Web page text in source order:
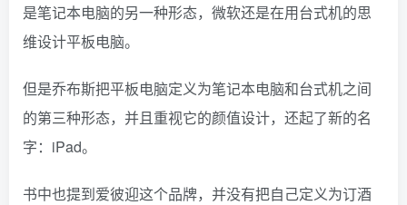
是笔记本电脑的另一种形态，微软还是在用台式机的思
维设计平板电脑。
但是乔布斯把平板电脑定义为笔记本电脑和台式机之间
的第三种形态，并且重视它的颜值设计，还起了新的名
字：iPad。
书中也提到爱彼迎这个品牌，并没有把自己定义为订酒